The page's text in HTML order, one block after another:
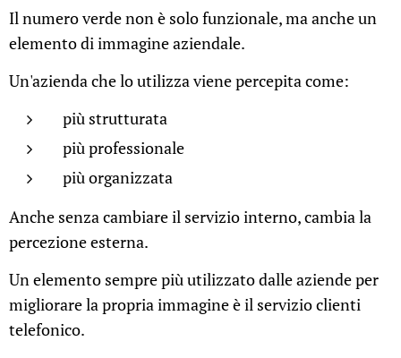
Il numero verde non è solo funzionale, ma anche un
elemento di immagine aziendale.
Un'azienda che lo utilizza viene percepita come:
più strutturata
più professionale
più organizzata
Anche senza cambiare il servizio interno, cambia la
percezione esterna.
Un elemento sempre più utilizzato dalle aziende per
migliorare la propria immagine è il servizio clienti
telefonico.